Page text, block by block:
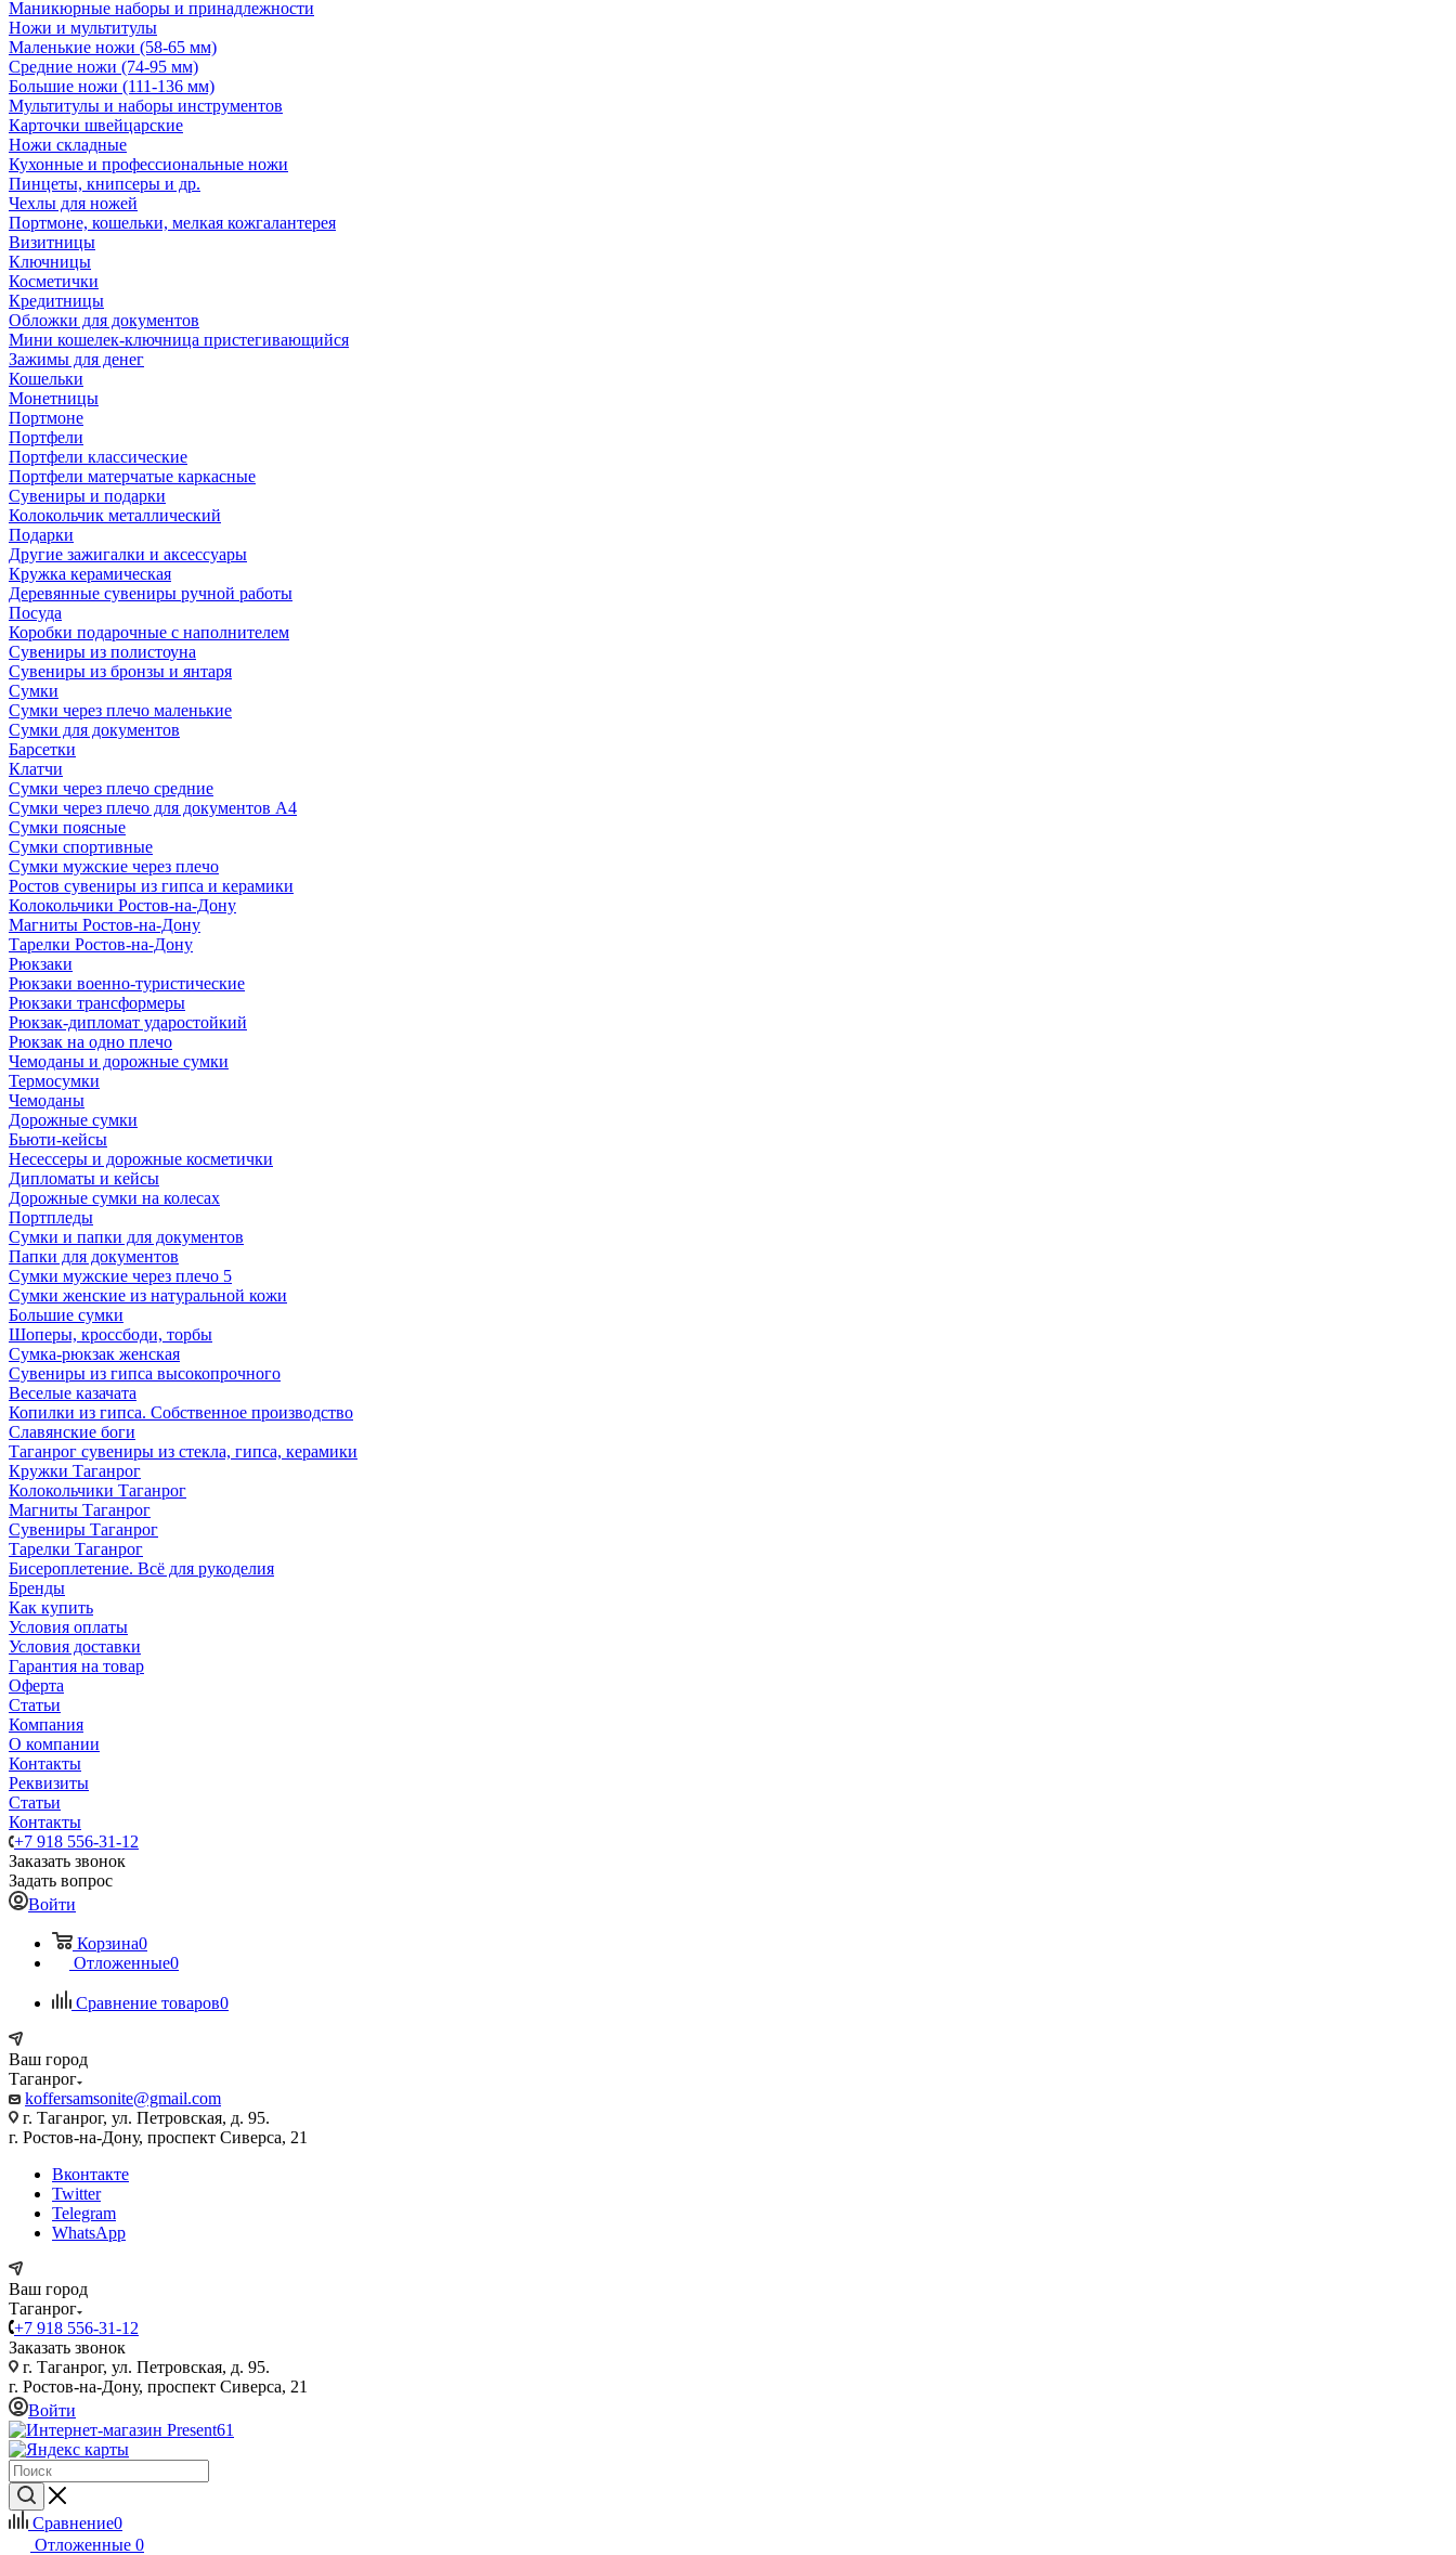
Маникюрные наборы и принадлежности
Ножи и мультитулы
Маленькие ножи (58-65 мм)
Средние ножи (74-95 мм)
Большие ножи (111-136 мм)
Мультитулы и наборы инструментов
Карточки швейцарские
Ножи складные
Кухонные и профессиональные ножи
Пинцеты, книпсеры и др.
Чехлы для ножей
Портмоне, кошельки, мелкая кожгалантерея
Визитницы
Ключницы
Косметички
Кредитницы
Обложки для документов
Мини кошелек-ключница пристегивающийся
Зажимы для денег
Кошельки
Монетницы
Портмоне
Портфели
Портфели классические
Портфели матерчатые каркасные
Сувениры и подарки
Колокольчик металлический
Подарки
Другие зажигалки и аксессуары
Кружка керамическая
Деревянные сувениры ручной работы
Посуда
Коробки подарочные с наполнителем
Сувениры из полистоуна
Сувениры из бронзы и янтаря
Сумки
Сумки через плечо маленькие
Сумки для документов
Барсетки
Клатчи
Сумки через плечо средние
Сумки через плечо для документов А4
Сумки поясные
Сумки спортивные
Сумки мужские через плечо
Ростов сувениры из гипса и керамики
Колокольчики Ростов-на-Дону
Магниты Ростов-на-Дону
Тарелки Ростов-на-Дону
Рюкзаки
Рюкзаки военно-туристические
Рюкзаки трансформеры
Рюкзак-дипломат ударостойкий
Рюкзак на одно плечо
Чемоданы и дорожные сумки
Термосумки
Чемоданы
Дорожные сумки
Бьюти-кейсы
Несессеры и дорожные косметички
Дипломаты и кейсы
Дорожные сумки на колесах
Портпледы
Сумки и папки для документов
Папки для документов
Сумки мужские через плечо 5
Сумки женские из натуральной кожи
Большие сумки
Шоперы, кроссбоди, торбы
Сумка-рюкзак женская
Сувениры из гипса высокопрочного
Веселые казачата
Копилки из гипса. Собственное производство
Славянские боги
Таганрог сувениры из стекла, гипса, керамики
Кружки Таганрог
Колокольчики Таганрог
Магниты Таганрог
Сувениры Таганрог
Тарелки Таганрог
Бисероплетение. Всё для рукоделия
Бренды
Как купить
Условия оплаты
Условия доставки
Гарантия на товар
Оферта
Статьи
Компания
О компании
Контакты
Реквизиты
Статьи
Контакты
+7 918 556-31-12
Заказать звонок
Задать вопрос
Войти
Корзина0
Отложенные0
Сравнение товаров0
Ваш город
Таганрог
koffersamsonite@gmail.com
г. Таганрог, ул. Петровская, д. 95.
г. Ростов-на-Дону, проспект Сиверса, 21
Вконтакте
Twitter
Telegram
WhatsApp
Ваш город
Таганрог
+7 918 556-31-12
Заказать звонок
г. Таганрог, ул. Петровская, д. 95.
г. Ростов-на-Дону, проспект Сиверса, 21
Войти
Сравнение0
Отложенные 0